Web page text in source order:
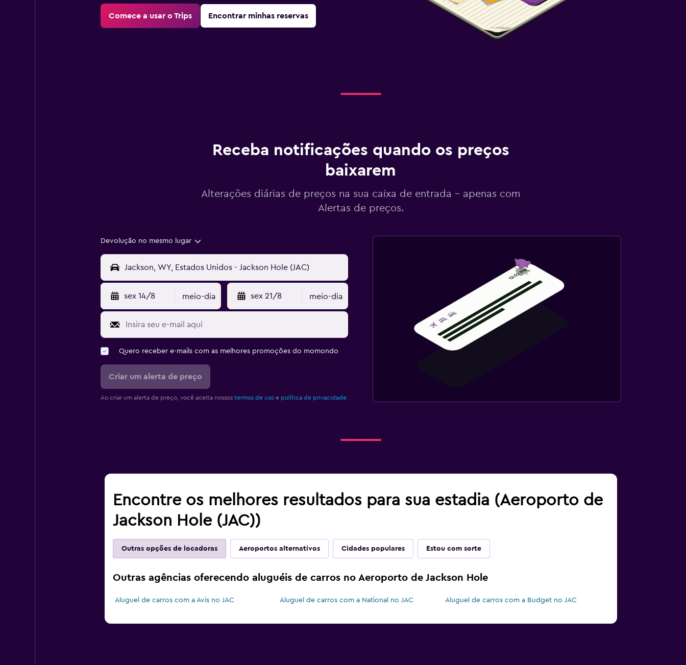
Comece a usar o Trips Encontrar minhas reservas
Receba notificações quando os preços
baixarem
Alterações diárias de preços na sua caixa de entrada - apenas com
Alertas de preços.
Devolução no mesmo lugar
sex 14/8 meio-dia sex 21/8 meio-dia
Quero receber e-mails com as melhores promoções do momondo
Criar um alerta de preço
Ao criar um alerta de preço, você aceita nossos termos de usoe política de privacidade.
Encontre os melhores resultados para sua estadia (Aeroporto de
Jackson Hole (JAC))
Outras opções de locadoras Aeroportos alternativos Cidades populares Estou com sorte
Outras agências oferecendo aluguéis de carros no Aeroporto de Jackson Hole
Aluguel de carros com a Avis no JAC Aluguel de carros com a National no JAC Aluguel de carros com a Budget no JAC